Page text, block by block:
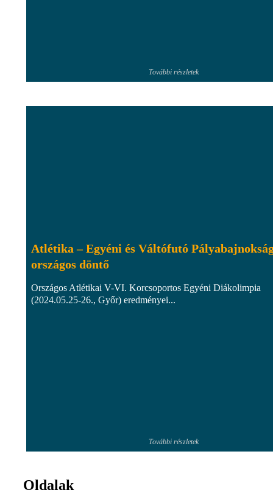
További részletek
Atlétika – Egyéni és Váltófutó
országos döntő
Országos Atlétikai V-VI. Korcsoportos Egyéni Diákolimpia
(2024.05.25-26., Győr) eredményei...
További részletek
Oldalak